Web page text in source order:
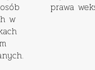
w
prawa